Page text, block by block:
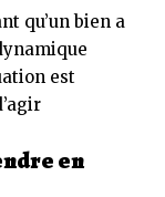
qu’un bien a
est
en